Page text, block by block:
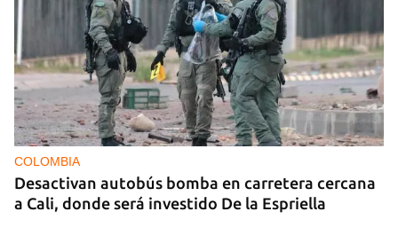
COLOMBIA
Desactivan autobús bomba en carretera cercana
a Cali, donde será investido De la Espriella